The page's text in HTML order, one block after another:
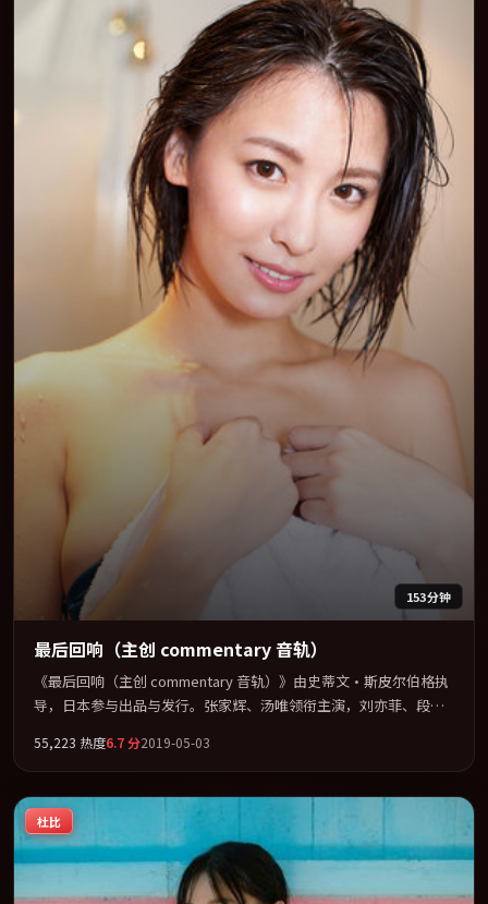
153分钟
最后回响（主创 commentary 音轨）
《最后回响（主创 commentary 音轨）》由史蒂文·斯皮尔伯格执
导，日本参与出品与发行。张家辉、汤唯领衔主演，刘亦菲、段奕
达。全片以「传记」类型为骨架，在叙事、表演与视听上力求统
一。定于 2019-04-13 在内地院线及主流平台同步亮相，2019 年度
话题片中口碑稳健，适合喜欢强情节与人物弧光的观众完整观看。
55,223 热度6.7分2019-05-03
杜比